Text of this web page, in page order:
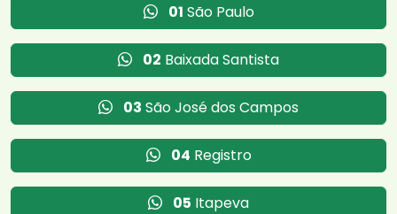
01 São Paulo
02 Baixada Santista
03 São José dos Campos
04 Registro
05 Itapeva